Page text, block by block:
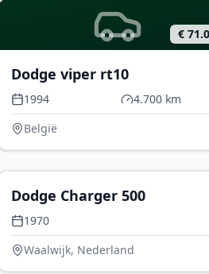
€
Dodge viper rt10
1994
4.700 km
België
Dodge Charger 500
1970
Waalwijk, Nederland